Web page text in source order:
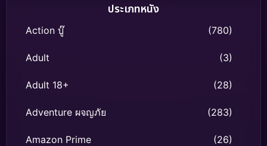
ประเภทหนัง
Action บู๊ (780)
Adult (3)
Adult 18+ (28)
Adventure ผจญภัย (283)
Amazon Prime (26)